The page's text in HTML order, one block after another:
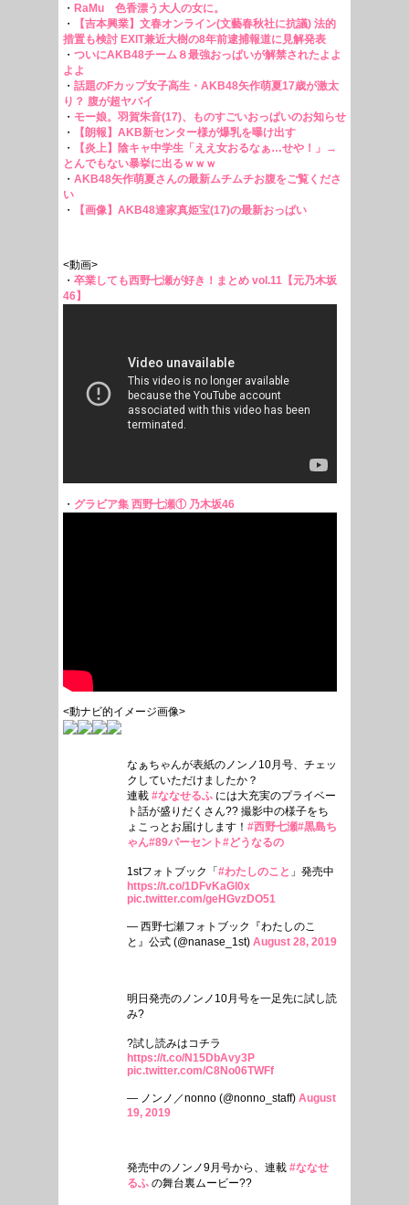
・ RaMu 色香漂う大人の女に。
・
【吉本興業】文春オンライン(文藝春秋社に抗議) 法的
措置も検討 EXIT兼近大樹の8年前逮捕報道に見解発表
・ ついにAKB48チーム８最強おっぱいが解禁されたよよ
よよ
・ 話題のFカップ女子高生・AKB48矢作萌夏17歳が激太
り？ 腹が超ヤバイ
・ モー娘。羽賀朱音(17)、ものすごいおっぱいのお知らせ
・
【朗報】AKB新センター様が爆乳を曝け出す
・
【炎上】陰キャ中学生「ええ女おるなぁ…せや！」→
とんでもない暴挙に出るｗｗｗ
・ AKB48矢作萌夏さんの最新ムチムチお腹をご覧くださ
い
・
【画像】AKB48達家真姫宝(17)の最新おっぱい
<動画>
・ 卒業しても西野七瀬が好き！まとめ vol.11【元乃木坂
46】
・ グラビア集 西野七瀬① 乃木坂46
<動ナビ的イメージ画像>
なぁちゃんが表紙のノンノ10月号、チェッ
クしていただけましたか？
連載 #ななせるふ には大充実のプライベー
ト話が盛りだくさん?? 撮影中の様子をち
ょこっとお届けします！ #西野七瀬#黒島ち
ゃん#89パーセント#どうなるの
1stフォトブック「 #わたしのこと 」発売中
https://t.co/1DFvKaGl0x
pic.twitter.com/geHGvzDO51
— 西野七瀬フォトブック『わたしのこ
と』公式 (@nanase_1st) August 28, 2019
明日発売のノンノ10月号を一足先に試し読
み?
?試し読みはコチラ
https://t.co/N15DbAvy3P
pic.twitter.com/C8No06TWFf
— ノンノ／nonno (@nonno_staff) August
19, 2019
発売中のノンノ9月号から、連載 #ななせ
るふ の舞台裏ムービー??